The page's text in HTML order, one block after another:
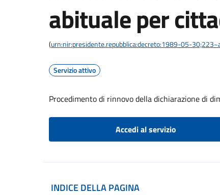
abituale per
(urn:nir:presidente.repubblica:decreto:1989-05-
Servizio attivo
Procedimento di rinnovo della dichiarazione di
Accedi al servizio
INDICE DELLA PAGINA